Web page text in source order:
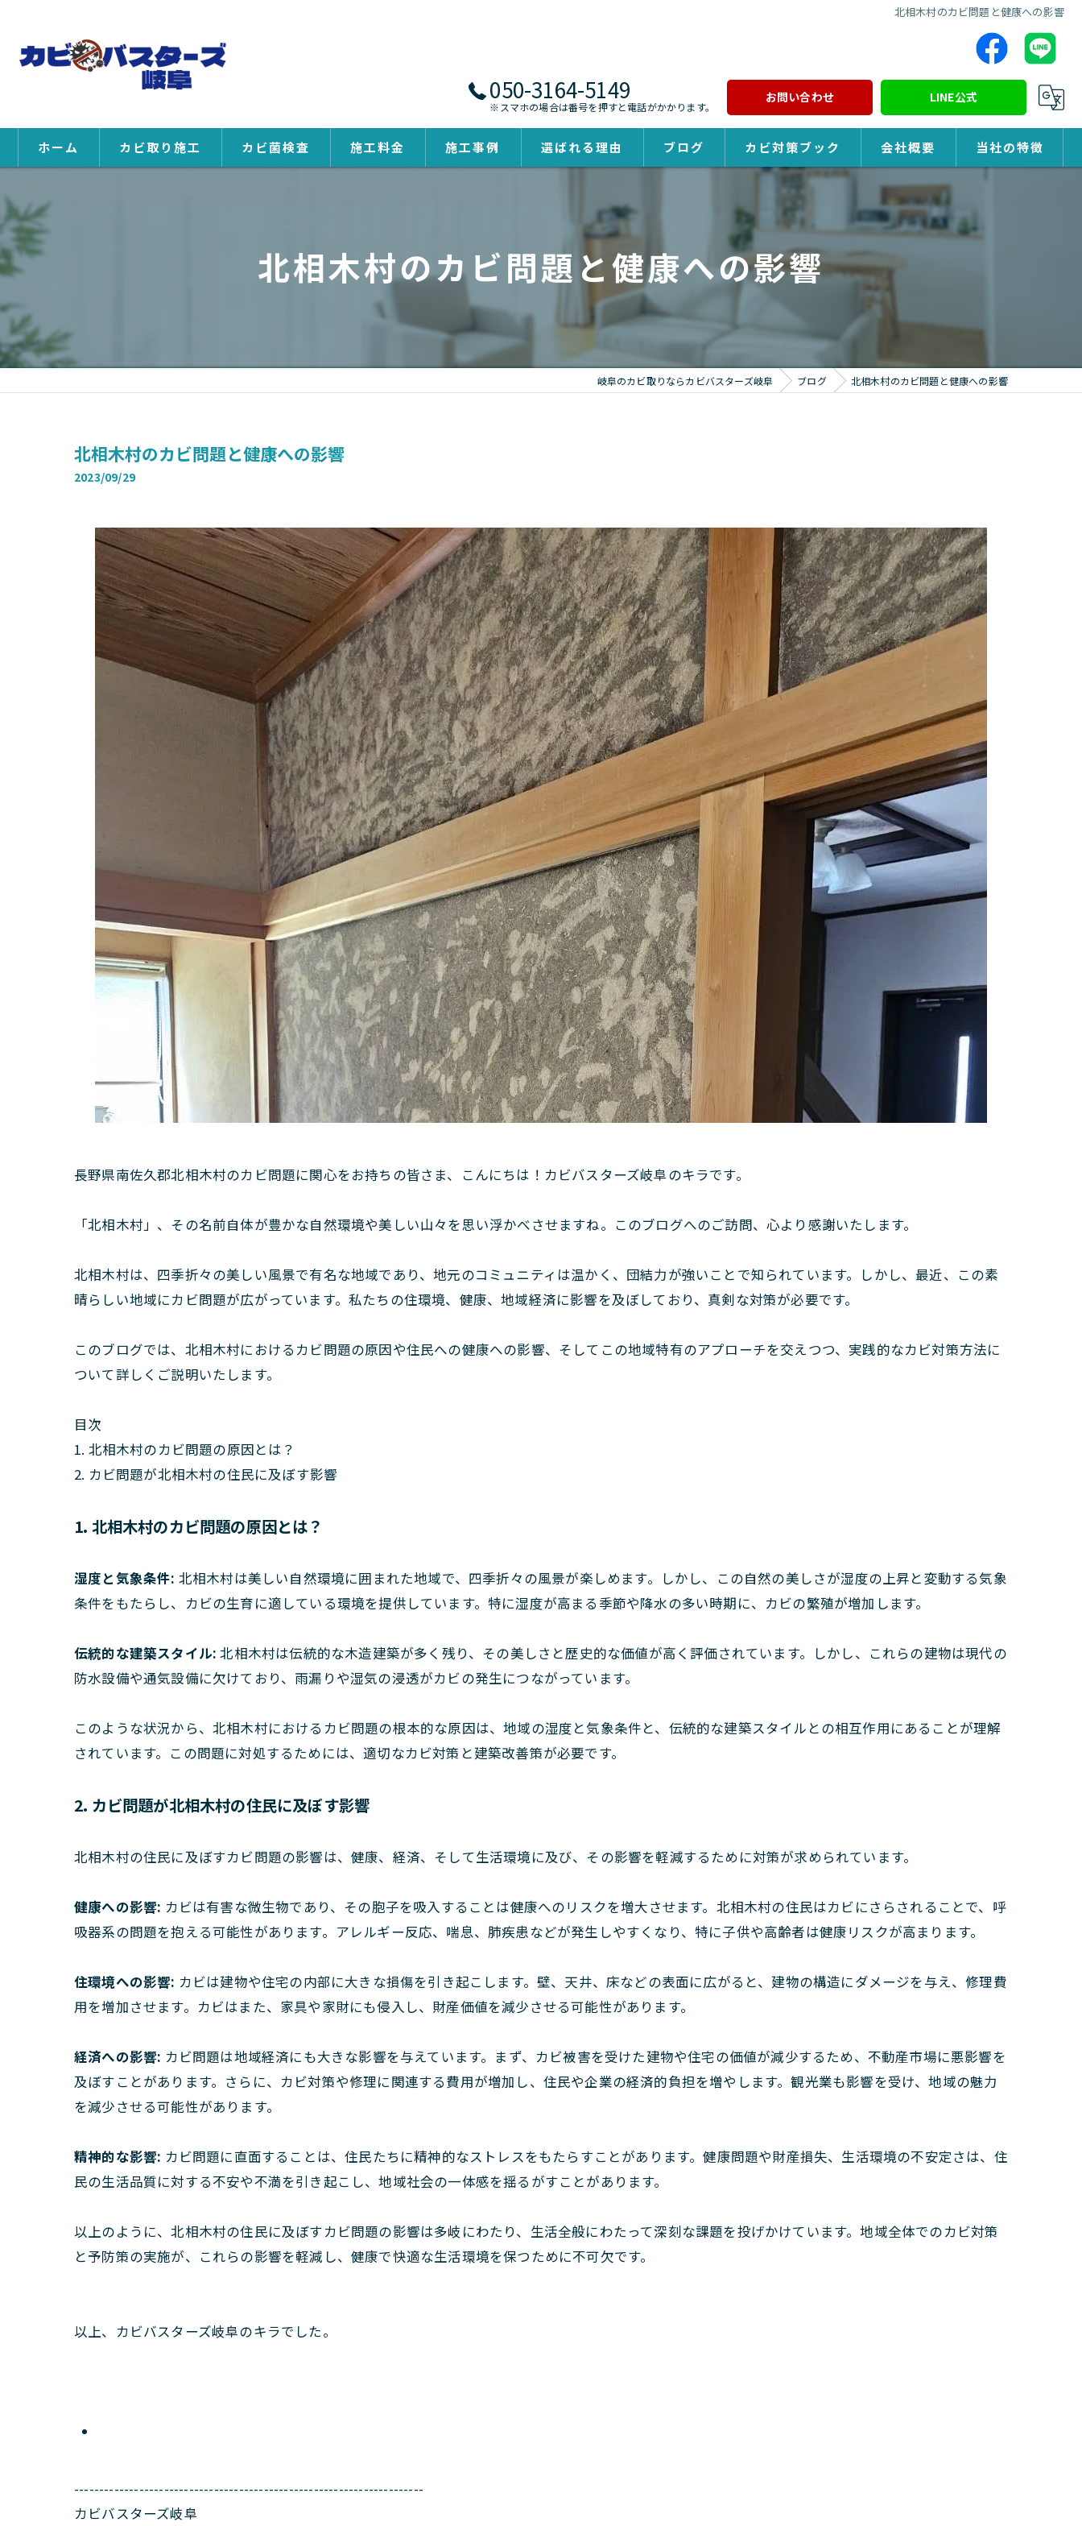
北相木村のカビ問題と健康への影響
050-3164-5149
※スマホの場合は番号を押すと電話がかかります。
お問い合わせ LINE公式
ホーム カビ取り施工 カビ菌検査 施工料金 施工事例 選ばれる理由 ブログ カビ対策ブック 会社概要 当社の特徴
除カビ
北相木村のカビ問題と健康への影響
岐阜のカビ取りならカビバスターズ岐阜 ブログ 北相木村のカビ問題と健康への影響
北相木村のカビ問題と健康への影響
2023/09/29
長野県南佐久郡北相木村のカビ問題に関心をお持ちの皆さま、こんにちは！カビバスターズ岐阜のキラです。
「北相木村」、その名前自体が豊かな自然環境や美しい山々を思い浮かべさせますね。このブログへのご訪問、心より感謝いたします。
北相木村は、四季折々の美しい風景で有名な地域であり、地元のコミュニティは温かく、団結力が強いことで知られています。しかし、最近、この素
晴らしい地域にカビ問題が広がっています。私たちの住環境、健康、地域経済に影響を及ぼしており、真剣な対策が必要です。
このブログでは、北相木村におけるカビ問題の原因や住民への健康への影響、そしてこの地域特有のアプローチを交えつつ、実践的なカビ対策方法に
ついて詳しくご説明いたします。
目次
1. 北相木村のカビ問題の原因とは？
2. カビ問題が北相木村の住民に及ぼす影響
1. 北相木村のカビ問題の原因とは？
湿度と気象条件: 北相木村は美しい自然環境に囲まれた地域で、四季折々の風景が楽しめます。しかし、この自然の美しさが湿度の上昇と変動する気象
条件をもたらし、カビの生育に適している環境を提供しています。特に湿度が高まる季節や降水の多い時期に、カビの繁殖が増加します。
伝統的な建築スタイル: 北相木村は伝統的な木造建築が多く残り、その美しさと歴史的な価値が高く評価されています。しかし、これらの建物は現代の
防水設備や通気設備に欠けており、雨漏りや湿気の浸透がカビの発生につながっています。
このような状況から、北相木村におけるカビ問題の根本的な原因は、地域の湿度と気象条件と、伝統的な建築スタイルとの相互作用にあることが理解
されています。この問題に対処するためには、適切なカビ対策と建築改善策が必要です。
2. カビ問題が北相木村の住民に及ぼす影響
北相木村の住民に及ぼすカビ問題の影響は、健康、経済、そして生活環境に及び、その影響を軽減するために対策が求められています。
健康への影響: カビは有害な微生物であり、その胞子を吸入することは健康へのリスクを増大させます。北相木村の住民はカビにさらされることで、呼
吸器系の問題を抱える可能性があります。アレルギー反応、喘息、肺疾患などが発生しやすくなり、特に子供や高齢者は健康リスクが高まります。
住環境への影響: カビは建物や住宅の内部に大きな損傷を引き起こします。壁、天井、床などの表面に広がると、建物の構造にダメージを与え、修理費
用を増加させます。カビはまた、家具や家財にも侵入し、財産価値を減少させる可能性があります。
経済への影響: カビ問題は地域経済にも大きな影響を与えています。まず、カビ被害を受けた建物や住宅の価値が減少するため、不動産市場に悪影響を
及ぼすことがあります。さらに、カビ対策や修理に関連する費用が増加し、住民や企業の経済的負担を増やします。観光業も影響を受け、地域の魅力
を減少させる可能性があります。
精神的な影響: カビ問題に直面することは、住民たちに精神的なストレスをもたらすことがあります。健康問題や財産損失、生活環境の不安定さは、住
民の生活品質に対する不安や不満を引き起こし、地域社会の一体感を揺るがすことがあります。
以上のように、北相木村の住民に及ぼすカビ問題の影響は多岐にわたり、生活全般にわたって深刻な課題を投げかけています。地域全体でのカビ対策
と予防策の実施が、これらの影響を軽減し、健康で快適な生活環境を保つために不可欠です。
以上、カビバスターズ岐阜のキラでした。
----------------------------------------------------------------------
カビバスターズ岐阜